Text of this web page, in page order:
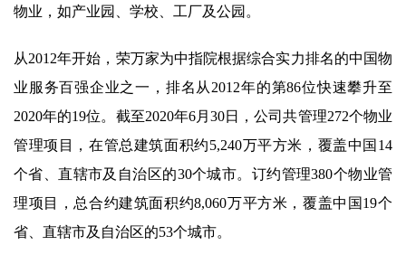
物业，如产业园、学校、工厂及公园。
从2012年开始，荣万家为中指院根据综合实力排名的中国物
业服务百强企业之一，排名从2012年的第86位快速攀升至
2020年的19位。截至2020年6月30日，公司共管理272个物业
管理项目，在管总建筑面积约5,240万平方米，覆盖中国14
个省、直辖市及自治区的30个城市。订约管理380个物业管
理项目，总合约建筑面积约8,060万平方米，覆盖中国19个
省、直辖市及自治区的53个城市。